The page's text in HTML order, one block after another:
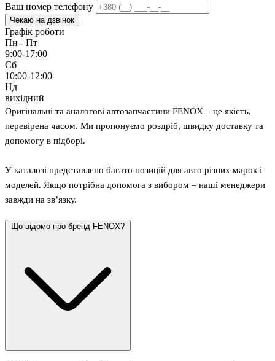
Ваш номер телефону
Чекаю на дзвінок
Графік роботи
Пн - Пт
9:00-17:00
Сб
10:00-12:00
Нд
вихідний
Оригінальні та аналогові автозапчастини FENOX – це якість,
перевірена часом. Ми пропонуємо роздріб, швидку доставку та
допомогу в підборі.
У каталозі представлено багато позицій для авто різних марок і
моделей. Якщо потрібна допомога з вибором – наші менеджери
завжди на зв’язку.
Що відомо про бренд FENOX?